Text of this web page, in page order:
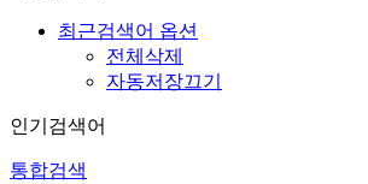
최근검색어 옵션
전체삭제
자동저장끄기
인기검색어
통합검색